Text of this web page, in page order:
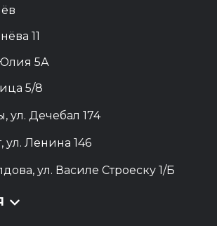
11
5А
5/8
ул. Дечебал 174
ул. Ленина 146
ул. Василе Строеску 1/Б